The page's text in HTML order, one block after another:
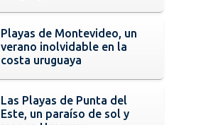
Playas de Montevideo, un
verano inolvidable en la
costa uruguaya
Las Playas de Punta del
Este, un paraíso de sol y